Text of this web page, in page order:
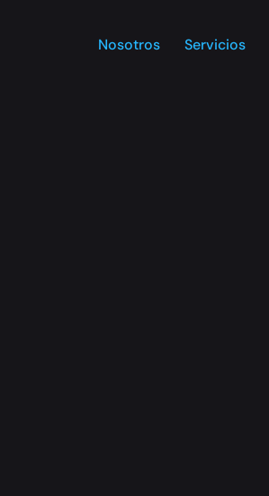
Nosotros Servicios